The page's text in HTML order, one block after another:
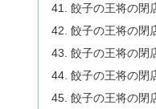
餃子の王将の閉
餃子の王将の閉
餃子の王将の閉
餃子の王将の閉
餃子の王将の閉